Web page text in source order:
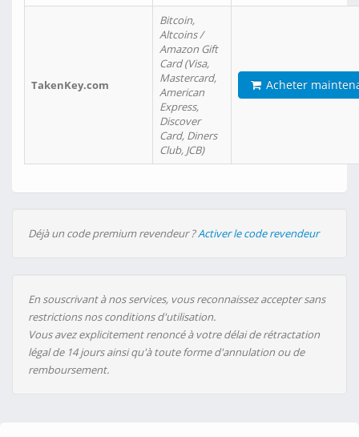
TakenKey.com
Bitcoin,
Altcoins /
Amazon Gift
Card (Visa,
Mastercard,
American
Express,
Discover
Card, Diners
Club, JCB)
Acheter
Déjà un code premium revendeur ?Activer le code revendeur
En souscrivant à nos services, vous reconnaissez accepter sans
restrictions nos conditions d'utilisation.
Vous avez explicitement renoncé à votre délai de rétractation
légal de 14 jours ainsi qu'à toute forme d'annulation ou de
remboursement.